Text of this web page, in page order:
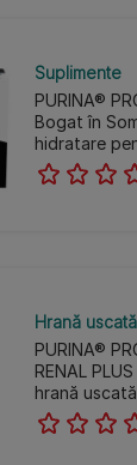
Suplimente
PURINA®
Bogat în
hidratare
Hrană uscată
PURINA®
RENAL
hrană